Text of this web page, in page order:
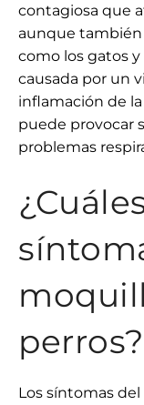
contagiosa que
aunque también
como los gatos
causada por un
inflamación de la
puede provocar
problemas
perros?
Los síntomas